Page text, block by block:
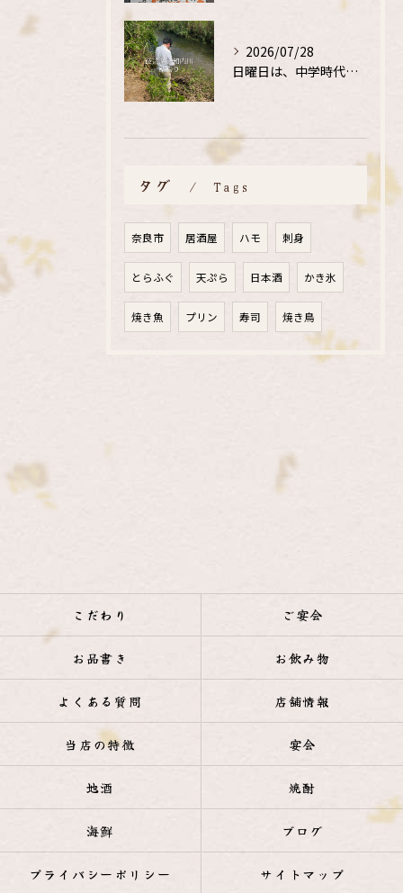
2026/07/28
日曜日は、中学時代の、同級生と鮎釣り
タグ Tags
奈良市 居酒屋 ハモ 刺身
とらふぐ 天ぷら 日本酒 かき氷
焼き魚 プリン 寿司 焼き鳥
こだわり ご宴会
お品書き お飲み物
よくある質問 店舗情報
当店の特徴 宴会
地酒 焼酎
海鮮 ブログ
プライバシーポリシー サイトマップ